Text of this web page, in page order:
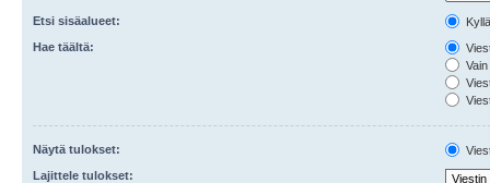
Etsi sisäalueet:
Hae täältä:
Näytä tulokset:
Lajittele tulokset: